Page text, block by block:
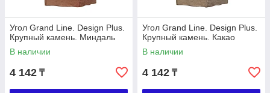
Угол Grand Line. Design Plus.
Крупный камень. Миндаль
В наличии
4 142 ₸
Угол Grand Line. Design Plus.
Крупный камень. Какао
В наличии
4 142 ₸